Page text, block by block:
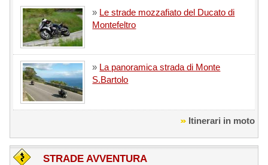
» Le strade mozzafiato del Ducato di
Montefeltro
» La panoramica strada di Monte
S.Bartolo
Itinerari in moto
STRADE AVVENTURA